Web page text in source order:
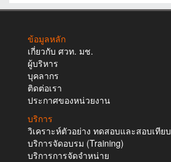
ข้อมูลหลัก
เกี่ยวกับ ศวท. มช.
ผู้บริหาร
บุคลากร
ติดต่อเรา
ประกาศของหน่วยงาน
บริการ
วิเคราะห์ตัวอย่าง ทดสอบและสอบเทียบ
บริการจัดอบรม (Training)
บริการการจัดจำหน่าย